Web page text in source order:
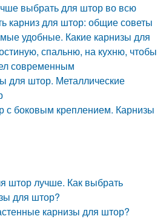
выбрать для штор во всю
карниз для штор: общие советы
удобные. Какие карнизы для
спальню, на кухню, чтобы
современным
для штор. Металлические
с боковым креплением. Карнизы
штор лучше. Как выбрать
для штор?
карнизы для штор?